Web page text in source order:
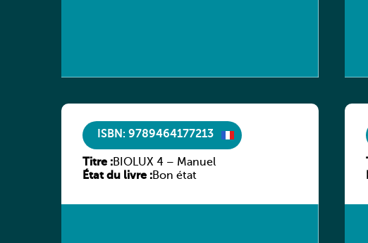
ISBN: 9789464177213
Titre :BIOLUX 4 – Manuel
État du livre :Bon état